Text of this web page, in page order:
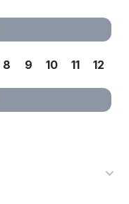
8 9 10 11 12